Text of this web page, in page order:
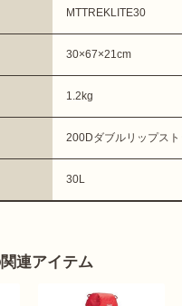
MTTREKLITE30
30×67×21cm
1.2kg
200Dダブルリップス
30L
連アイテム